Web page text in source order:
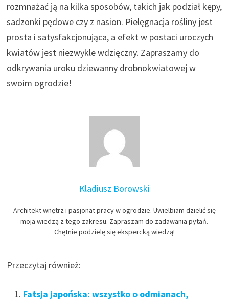
rozmnażać ją na kilka sposobów, takich jak podział kępy,
sadzonki pędowe czy z nasion. Pielęgnacja rośliny jest
prosta i satysfakcjonująca, a efekt w postaci uroczych
kwiatów jest niezwykle wdzięczny. Zapraszamy do
odkrywania uroku dziewanny drobnokwiatowej w
swoim ogrodzie!
Kladiusz Borowski
Architekt wnętrz i pasjonat pracy w ogrodzie. Uwielbiam dzielić się
moją wiedzą z tego zakresu. Zapraszam do zadawania pytań.
Chętnie podzielę się ekspercką wiedzą!
Przeczytaj również:
Fatsja japońska: wszystko o odmianach,